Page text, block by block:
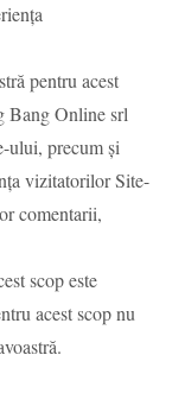
pentru acest
Bang Online srl
ului, precum și
vizitatorilor Site-
comentarii,
scop este
acest scop nu